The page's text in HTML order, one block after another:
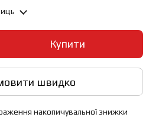
Купити
швидко
накопичувальної знижки